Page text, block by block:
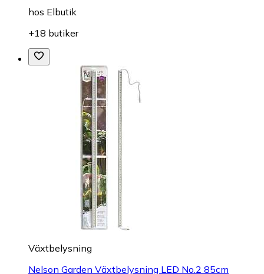
hos Elbutik
+18 butiker
Växtbelysning
Nelson Garden Växtbelysning LED No.2 85cm